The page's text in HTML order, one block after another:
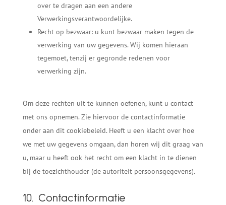
over te dragen aan een andere
Verwerkingsverantwoordelijke.
Recht op bezwaar: u kunt bezwaar maken tegen de
verwerking van uw gegevens. Wij komen hieraan
tegemoet, tenzij er gegronde redenen voor
verwerking zijn.
Om deze rechten uit te kunnen oefenen, kunt u contact
met ons opnemen. Zie hiervoor de contactinformatie
onder aan dit cookiebeleid. Heeft u een klacht over hoe
we met uw gegevens omgaan, dan horen wij dit graag van
u, maar u heeft ook het recht om een klacht in te dienen
bij de toezichthouder (de autoriteit persoonsgegevens).
10. Contactinformatie